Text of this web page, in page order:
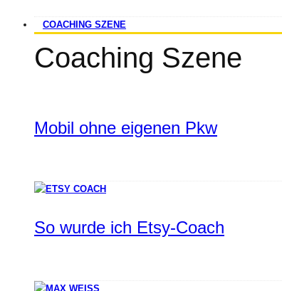
COACHING SZENE
Coaching Szene
Mobil ohne eigenen Pkw
So wurde ich Etsy-Coach